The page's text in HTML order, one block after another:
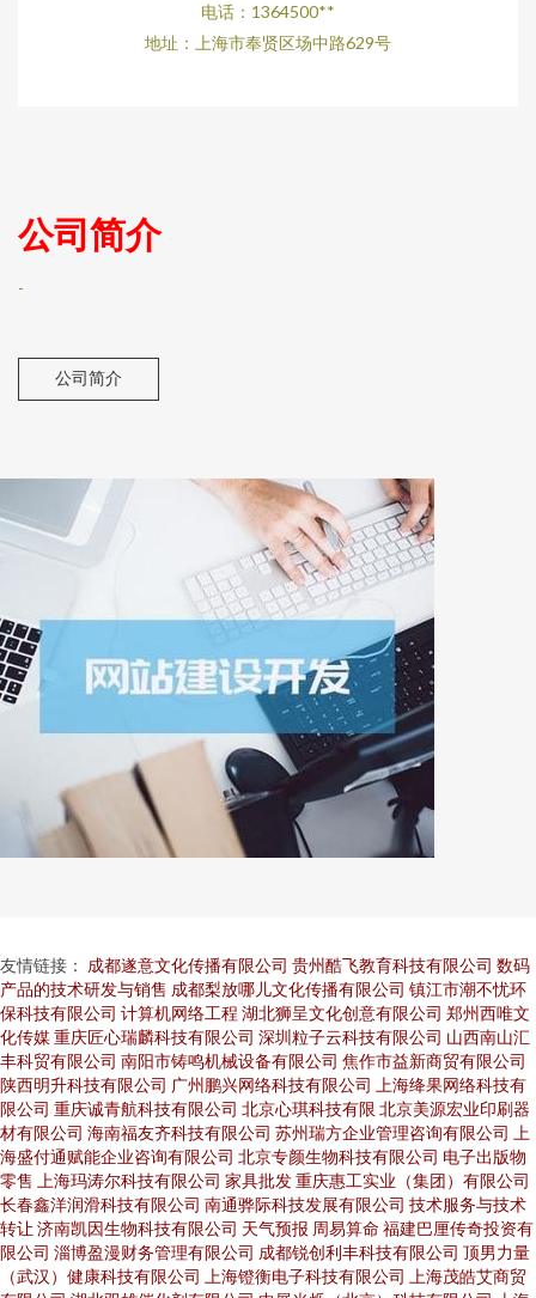
电话：1364500**
地址：上海市奉贤区场中路629号
公司简介
-
公司简介
友情链接： 成都遂意文化传播有限公司 贵州酷飞教育科技有限公司 数码
产品的技术研发与销售 成都梨放哪儿文化传播有限公司 镇江市潮不忧环
保科技有限公司 计算机网络工程 湖北狮呈文化创意有限公司 郑州西唯文
化传媒重庆匠心瑞麟科技有限公司 深圳粒子云科技有限公司 山西南山汇
丰科贸有限公司 南阳市铸鸣机械设备有限公司 焦作市益新商贸有限公司
陕西明升科技有限公司 广州鹏兴网络科技有限公司
上海绛果网络科技有
限公司 重庆诚青航科技有限公司 北京心琪科技有限 北京美源宏业印刷器
材有限公司 海南福友齐科技有限公司 苏州瑞方企业管理咨询有限公司
上
海盛付通赋能企业咨询有限公司 北京专颜生物科技有限公司 电子出版物
零售 上海玛涛尔科技有限公司 家具批发重庆惠工实业（集团）有限公司
长春鑫洋润滑科技有限公司 南通骅际科技发展有限公司 技术服务与技术
转让 济南凯因生物科技有限公司 天气预报 周易算命福建巴厘传奇投资有
限公司 淄博盈漫财务管理有限公司 成都锐创利丰科技有限公司 顶男力量
（武汉）健康科技有限公司
上海镫衡电子科技有限公司
上海茂皓艾商贸